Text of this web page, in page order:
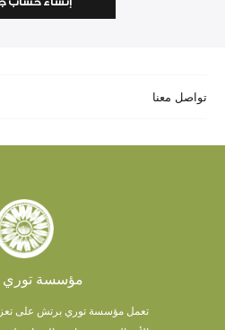
تواصل معنا
مؤسسة توري
تعمل مؤسسة توري برتش على